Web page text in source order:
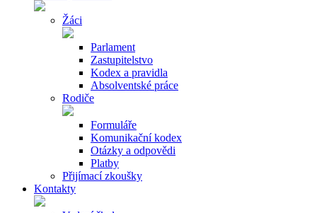
Žáci
Parlament
Zastupitelstvo
Kodex a pravidla
Absolventské práce
Rodiče
Formuláře
Komunikační kodex
Otázky a odpovědi
Platby
Přijímací zkoušky
Kontakty